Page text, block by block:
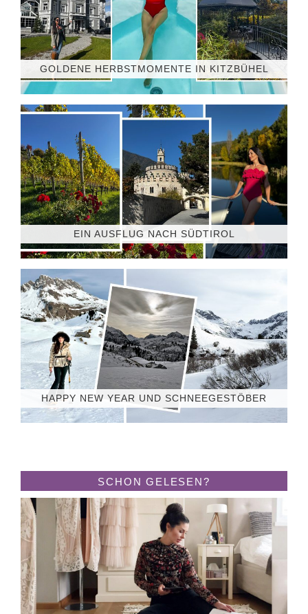
GOLDENE HERBSTMOMENTE IN KITZBÜHEL
EIN AUSFLUG NACH SÜDTIROL
HAPPY NEW YEAR UND SCHNEEGESTÖBER
SCHON GELESEN?